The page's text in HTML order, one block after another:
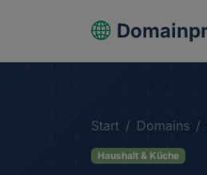
Start Domains
Haushalt & Küche